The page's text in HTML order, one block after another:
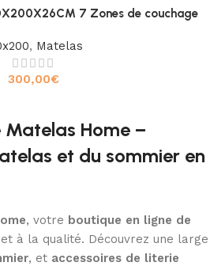
7 Zones de couchage
, Matelas
300,00€
Matelas Home –
et du sommier en
, votre boutique en ligne de
à la qualité. Découvrez une large
, et accessoires de literie